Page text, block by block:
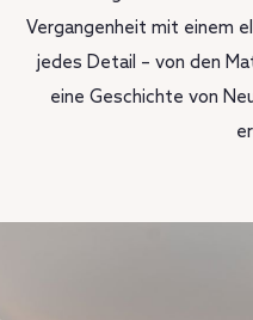
Vergangenheit mit einem
jedes Detail – von den
eine Geschichte von